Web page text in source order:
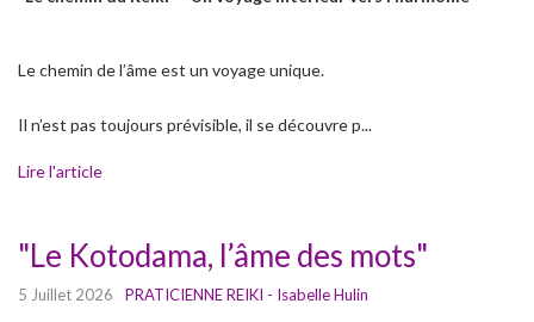
Le chemin de l’âme est un voyage unique.
Il n’est pas toujours prévisible, il se découvre p...
Lire l'article
"Le Kotodama, l’âme des mots"
5 Juillet 2026 PRATICIENNE REIKI - Isabelle Hulin